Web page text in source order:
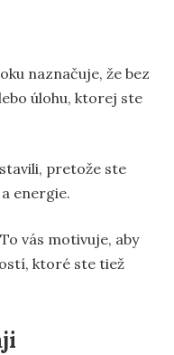
naznačuje, že bez
úlohu, ktorej ste
pretože ste
energie.
vás motivuje, aby
ktoré ste tiež